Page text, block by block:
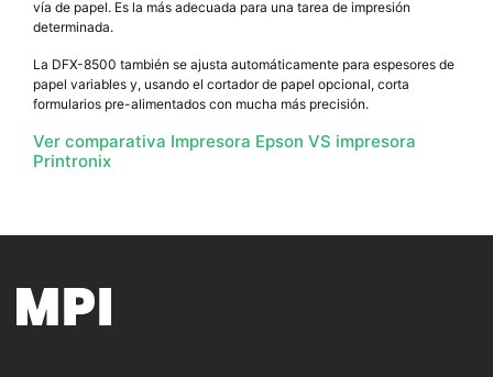
vía de papel. Es la más adecuada para una tarea de impresión
determinada.
La DFX-8500 también se ajusta automáticamente para espesores de
papel variables y, usando el cortador de papel opcional, corta
formularios pre-alimentados con mucha más precisión.
Ver comparativa Impresora Epson VS impresora
Printronix